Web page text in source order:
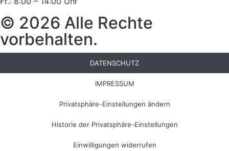
© 2026 Alle Rechte
vorbehalten.
DATENSCHUTZ
IMPRESSUM
Privatsphäre-Einstellungen ändern
Historie der Privatsphäre-Einstellungen
Einwilligungen widerrufen